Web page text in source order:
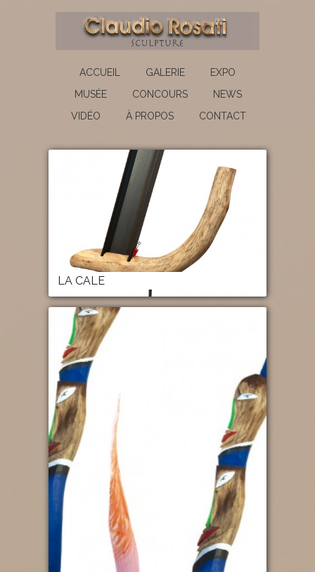
ACCUEIL GALERIE
EXPO
MUSÉE
CONCOURS
NEWS
VIDÉO
À PROPOS CONTACT
LA CALE